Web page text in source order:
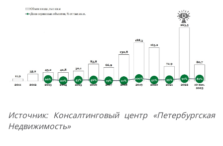
Источник: Консалтинговый центр «Петербургская
Недвижимость»